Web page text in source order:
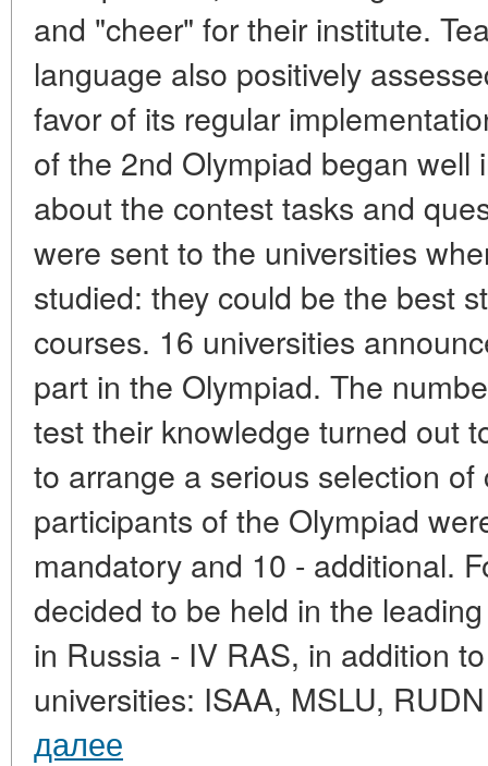
and "cheer" for their institute.
language also positively
favor of its regular
of the 2nd Olympiad began well
about the contest tasks and
were sent to the universities
studied: they could be the best
courses. 16 universities
part in the Olympiad. The
test their knowledge turned out
to arrange a serious selection
participants of the Olympiad
mandatory and 10 - additional.
decided to be held in the
in Russia - IV RAS, in addition
universities: ISAA, MSLU,
далее